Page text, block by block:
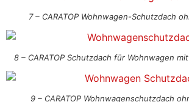
7 – CARATOP Wohnwagen-Schutzdach
8 – CARATOP Schutzdach für Wohnwagen
9 – CARATOP Wohnwagenschutzdach